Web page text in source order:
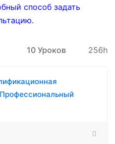
способ задать
10 Уроков 256h